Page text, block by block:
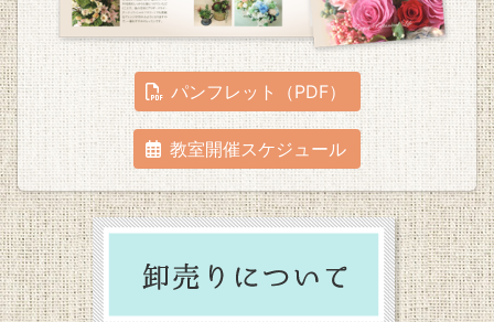
パンフレット（PDF）
教室開催スケジュール